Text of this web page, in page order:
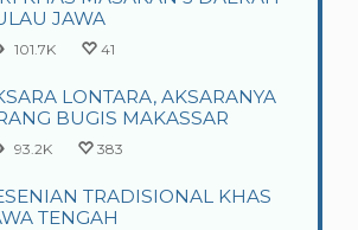
JAWA
101.7K 41
LONTARA, AKSARANYA
BUGIS MAKASSAR
93.2K 383
TRADISIONAL KHAS
TENGAH